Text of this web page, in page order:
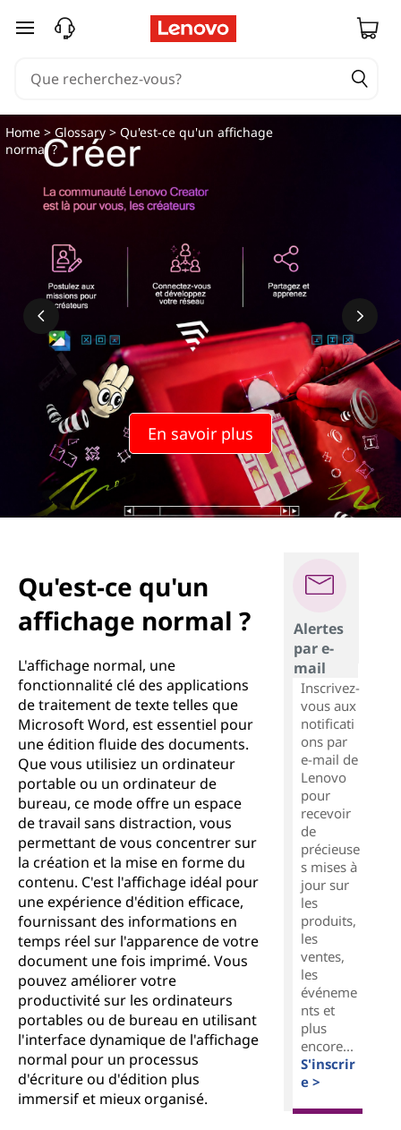
Q
e
n
ff
h
m
passer au contenu principal
En savoir plus
Home >Glossary > Qu'est-ce qu'un affichage
normal ?
Qu'est-ce qu'un
affichage normal ?
L'affichage normal, une
fonctionnalité clé des applications
de traitement de texte telles que
Microsoft Word, est essentiel pour
une édition fluide des documents.
Que vous utilisiez un ordinateur
portable ou un ordinateur de
bureau, ce mode offre un espace
de travail sans distraction, vous
permettant de vous concentrer sur
la création et la mise en forme du
contenu. C'est l'affichage idéal pour
une expérience d'édition efficace,
fournissant des informations en
temps réel sur l'apparence de votre
document une fois imprimé. Vous
pouvez améliorer votre
productivité sur les ordinateurs
portables ou de bureau en utilisant
l'interface dynamique de l'affichage
normal pour un processus
d'écriture ou d'édition plus
immersif et mieux organisé.
Alertes
par e-
mail
Inscrivez-
vous aux
notificati
ons par
e-mail de
Lenovo
pour
recevoir
de
précieuse
s mises à
jour sur
les
produits,
les
ventes,
les
événeme
nts et
plus
encore...
S'inscrir
e >